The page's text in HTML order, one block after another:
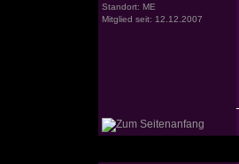
Standort: ME
Mitglied seit: 12.12.2007